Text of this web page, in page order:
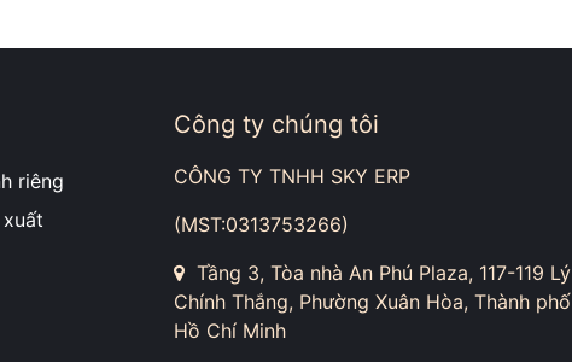
riêng
Công ty chúng tôi
CÔNG TY TNHH SKY ERP
(MST:0313753266)
Tầng 3, Tòa nhà An Phú Plaza, 117-119 Lý
Chính Thắng, Phường Xuân Hòa, Thành phố
Hồ Chí Minh